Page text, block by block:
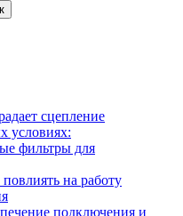
сцепление
условиях:
фильтры для
на работу
подключения и